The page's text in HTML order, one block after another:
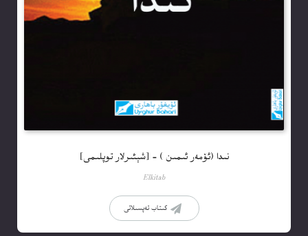
نىدا (ئۆمەر ئىمىن ) – [شېئىرلار توپلىمى]
Elkitab
كىتاب تەپسىلاتى